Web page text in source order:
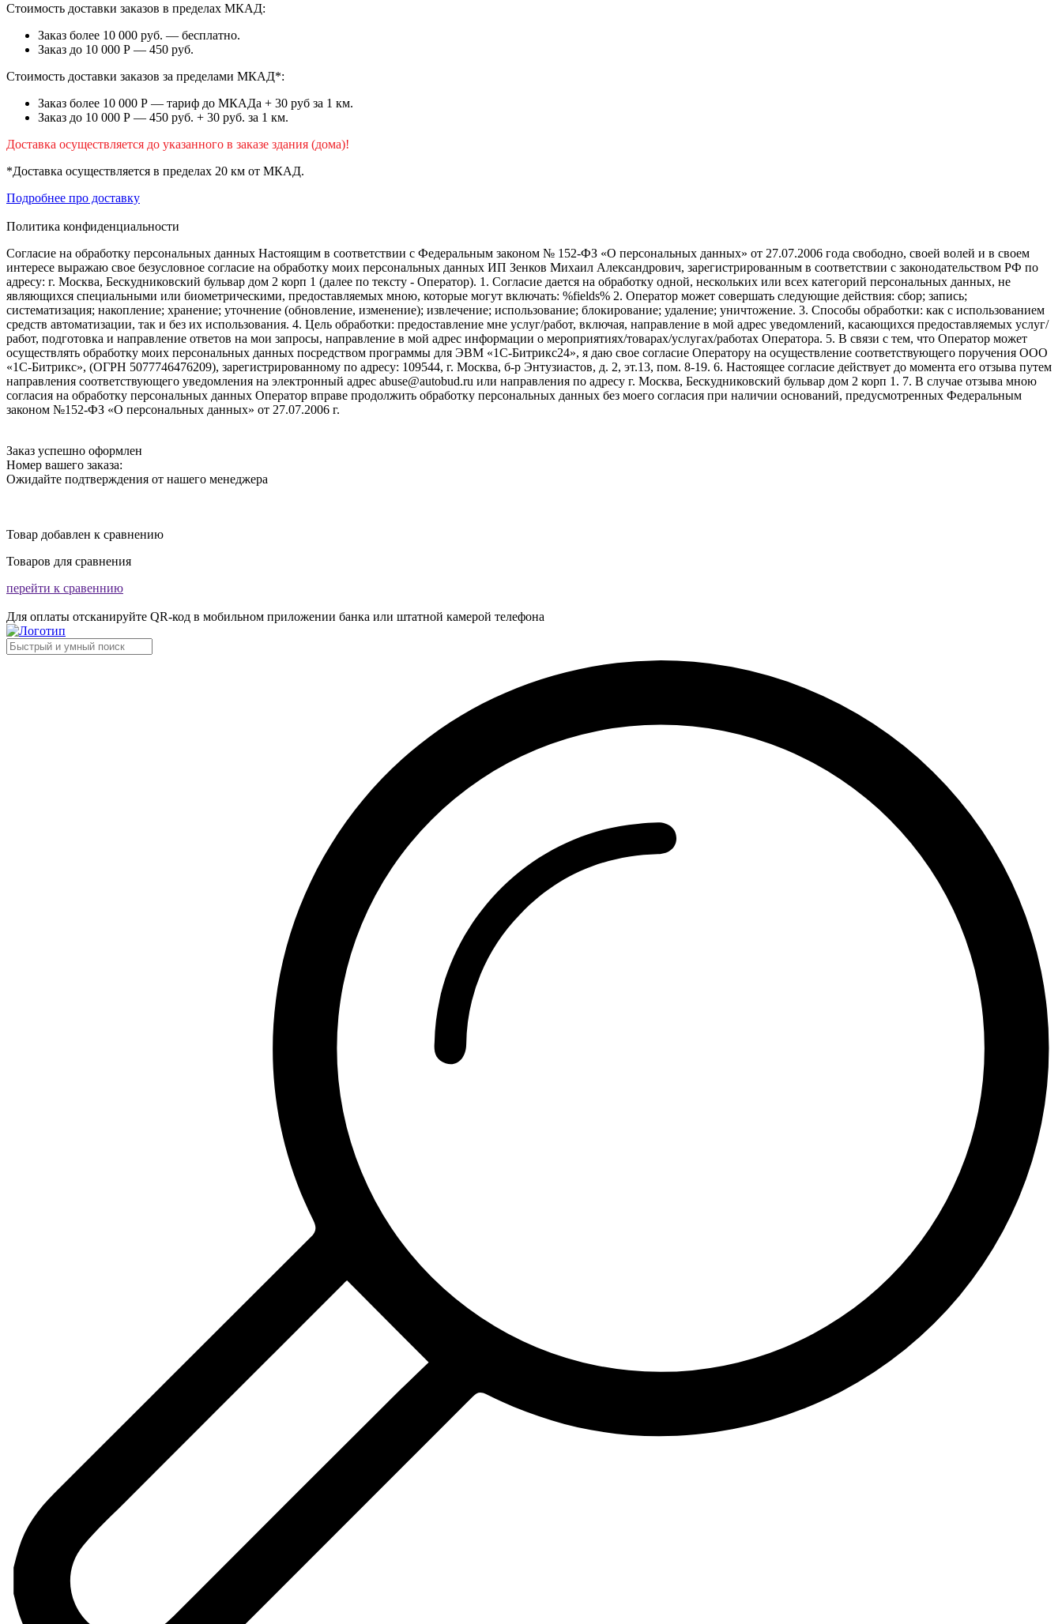
Стоимость доставки заказов в пределах МКАД:
Заказ более 10 000 руб. — бесплатно.
Заказ до 10 000 Р — 450 руб.
Стоимость доставки заказов за пределами МКАД*:
Заказ более 10 000 Р — тариф до МКАДа + 30 руб за 1 км.
Заказ до 10 000 Р — 450 руб. + 30 руб. за 1 км.
Доставка осуществляется до указанного в заказе здания (дома)!
*Доставка осуществляется в пределах 20 км от МКАД.
Подробнее про доставку
Политика конфиденциальности
Согласие на обработку персональных данных Настоящим в соответствии с Федеральным законом № 152-ФЗ «О персональных данных» от 27.07.2006 года свободно, своей волей и в своем
интересе выражаю свое безусловное согласие на обработку моих персональных данных ИП Зенков Михаил Александрович, зарегистрированным в соответствии с законодательством РФ по
адресу: г. Москва, Бескудниковский бульвар дом 2 корп 1 (далее по тексту - Оператор). 1. Согласие дается на обработку одной, нескольких или всех категорий персональных данных, не
являющихся специальными или биометрическими, предоставляемых мною, которые могут включать: %fields% 2. Оператор может совершать следующие действия: сбор; запись;
систематизация; накопление; хранение; уточнение (обновление, изменение); извлечение; использование; блокирование; удаление; уничтожение. 3. Способы обработки: как с использованием
средств автоматизации, так и без их использования. 4. Цель обработки: предоставление мне услуг/работ, включая, направление в мой адрес уведомлений, касающихся предоставляемых услуг/
работ, подготовка и направление ответов на мои запросы, направление в мой адрес информации о мероприятиях/товарах/услугах/работах Оператора. 5. В связи с тем, что Оператор может
осуществлять обработку моих персональных данных посредством программы для ЭВМ «1С-Битрикс24», я даю свое согласие Оператору на осуществление соответствующего поручения ООО
«1С-Битрикс», (ОГРН 5077746476209), зарегистрированному по адресу: 109544, г. Москва, б-р Энтузиастов, д. 2, эт.13, пом. 8-19. 6. Настоящее согласие действует до момента его отзыва путем
направления соответствующего уведомления на электронный адрес abuse@autobud.ru или направления по адресу г. Москва, Бескудниковский бульвар дом 2 корп 1. 7. В случае отзыва мною
согласия на обработку персональных данных Оператор вправе продолжить обработку персональных данных без моего согласия при наличии оснований, предусмотренных Федеральным
законом №152-ФЗ «О персональных данных» от 27.07.2006 г.
Заказ успешно оформлен
Номер вашего заказа:
Ожидайте подтверждения от нашего менеджера
Товар добавлен к сравнению
Товаров для сравнения
перейти к сравеннию
Для оплаты отсканируйте QR-код в мобильном приложении банка или штатной камерой телефона